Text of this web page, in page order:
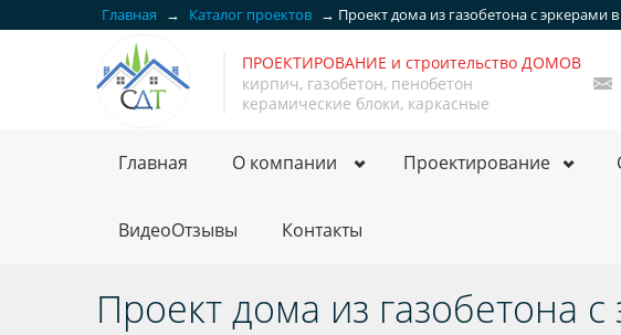
Главная → Каталог проектов → Проект дома из газобетона с эркерами
ПРОЕКТИРОВАНИЕ и строительство ДОМОВ
кирпич, газобетон, пенобетон
керамические блоки, каркасные
Главная О компании Проектирование
ВидеоОтзывы Контакты
Проект дома из газобетона